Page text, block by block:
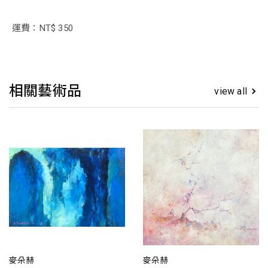
運費：NT$ 350
相關藝術品 view all
麥朵赫 麥朵赫